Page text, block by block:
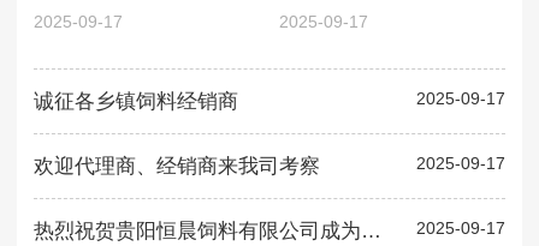
2025-09-17 2025-09-17
诚征各乡镇饲料经销商 2025-09-17
欢迎代理商、经销商来我司考察 2025-09-17
热烈祝贺贵阳恒晨饲料有限公司成为贵州大学校企合作单位 2025-09-17